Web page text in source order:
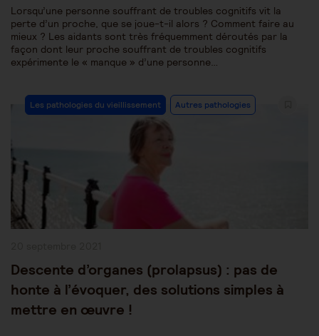
Lorsqu’une personne souffrant de troubles cognitifs vit la
perte d’un proche, que se joue-t-il alors ? Comment faire au
mieux ? Les aidants sont très fréquemment déroutés par la
façon dont leur proche souffrant de troubles cognitifs
expérimente le « manque » d’une personne…
Post
Category:
Les pathologies du vieillissement Autres pathologies
Descente d’organes (prolapsus) : pas de
honte à l’évoquer, des solutions simples à
mettre en œuvre !